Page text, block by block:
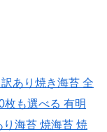
あり焼き海苔 全
枚も選べる 有明
海苔 焼海苔 焼